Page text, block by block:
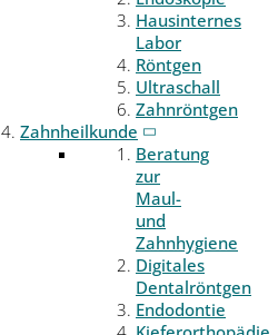
Hausinternes
Labor
Röntgen
Ultraschall
Zahnröntgen
Zahnheilkunde
Beratung
zur
Maul-
und
Zahnhygiene
Digitales
Dentalröntgen
Endodontie